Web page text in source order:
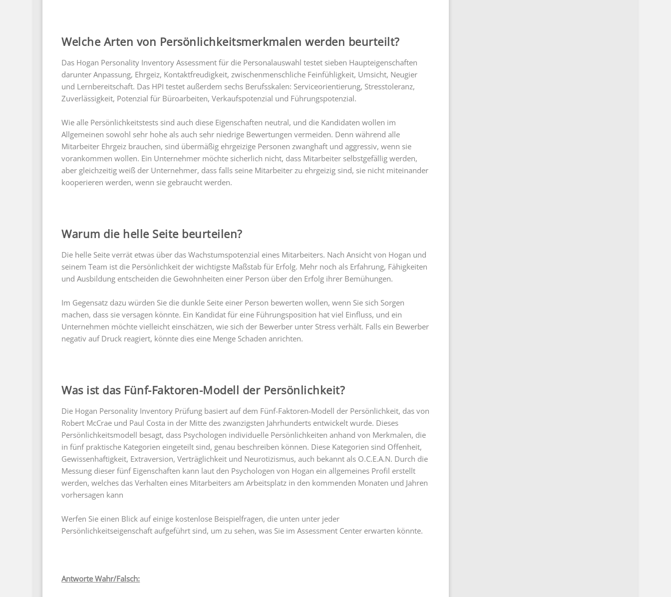
Welche Arten von Persönlichkeitsmerkmalen werden beurteilt?
Das Hogan Personality Inventory Assessment für die Personalauswahl testet sieben Haupteigenschaften
darunter Anpassung, Ehrgeiz, Kontaktfreudigkeit, zwischenmenschliche Feinfühligkeit, Umsicht, Neugier
und Lernbereitschaft. Das HPI testet außerdem sechs Berufsskalen: Serviceorientierung, Stresstoleranz,
Zuverlässigkeit, Potenzial für Büroarbeiten, Verkaufspotenzial und Führungspotenzial.
Wie alle Persönlichkeitstests sind auch diese Eigenschaften neutral, und die Kandidaten wollen im
Allgemeinen sowohl sehr hohe als auch sehr niedrige Bewertungen vermeiden. Denn während alle
Mitarbeiter Ehrgeiz brauchen, sind übermäßig ehrgeizige Personen zwanghaft und aggressiv, wenn sie
vorankommen wollen. Ein Unternehmer möchte sicherlich nicht, dass Mitarbeiter selbstgefällig werden,
aber gleichzeitig weiß der Unternehmer, dass falls seine Mitarbeiter zu ehrgeizig sind, sie nicht miteinander
kooperieren werden, wenn sie gebraucht werden.
Warum die helle Seite beurteilen?
Die helle Seite verrät etwas über das Wachstumspotenzial eines Mitarbeiters. Nach Ansicht von Hogan und
seinem Team ist die Persönlichkeit der wichtigste Maßstab für Erfolg. Mehr noch als Erfahrung, Fähigkeiten
und Ausbildung entscheiden die Gewohnheiten einer Person über den Erfolg ihrer Bemühungen.
Im Gegensatz dazu würden Sie die dunkle Seite einer Person bewerten wollen, wenn Sie sich Sorgen
machen, dass sie versagen könnte. Ein Kandidat für eine Führungsposition hat viel Einfluss, und ein
Unternehmen möchte vielleicht einschätzen, wie sich der Bewerber unter Stress verhält. Falls ein Bewerber
negativ auf Druck reagiert, könnte dies eine Menge Schaden anrichten.
Was ist das Fünf-Faktoren-Modell der Persönlichkeit?
Die Hogan Personality Inventory Prüfung basiert auf dem Fünf-Faktoren-Modell der Persönlichkeit, das von
Robert McCrae und Paul Costa in der Mitte des zwanzigsten Jahrhunderts entwickelt wurde. Dieses
Persönlichkeitsmodell besagt, dass Psychologen individuelle Persönlichkeiten anhand von Merkmalen, die
in fünf praktische Kategorien eingeteilt sind, genau beschreiben können. Diese Kategorien sind Offenheit,
Gewissenhaftigkeit, Extraversion, Verträglichkeit und Neurotizismus, auch bekannt als O.C.E.A.N. Durch die
Messung dieser fünf Eigenschaften kann laut den Psychologen von Hogan ein allgemeines Profil erstellt
werden, welches das Verhalten eines Mitarbeiters am Arbeitsplatz in den kommenden Monaten und Jahren
vorhersagen kann
Werfen Sie einen Blick auf einige kostenlose Beispielfragen, die unten unter jeder
Persönlichkeitseigenschaft aufgeführt sind, um zu sehen, was Sie im Assessment Center erwarten könnte.
Antworte Wahr/Falsch: